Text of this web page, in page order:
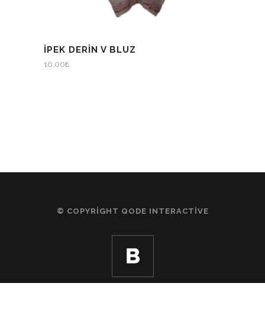
İPEK DERİN V BLUZ
10.00₺
© COPYRIGHT QODE INTERACTIVE